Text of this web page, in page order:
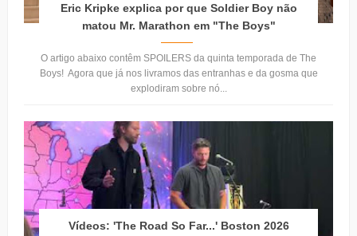
Eric Kripke explica por que Soldier Boy não
matou Mr. Marathon em "The Boys"
O artigo abaixo contêm SPOILERS da quinta temporada de The
Boys! Agora que já nos livramos das entranhas e da gosma que
explodiram sobre nó...
Vídeos: 'The Road So Far...' Boston 2026